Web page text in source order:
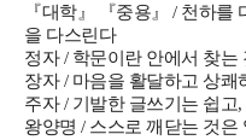
『대학』 『중용』 / 천하
을 다스린다
정자 / 학문이란 안에서 찾는
장자 / 마음을 활달하고 상
주자 / 기발한 글쓰기는 쉽
왕양명 / 스스로 깨닫는 것은